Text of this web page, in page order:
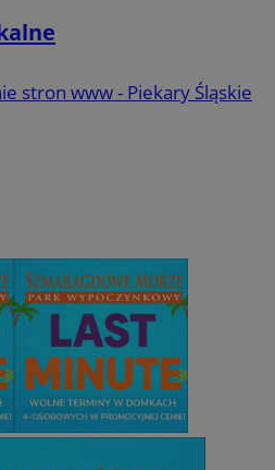
stron www - Piekary Śląskie